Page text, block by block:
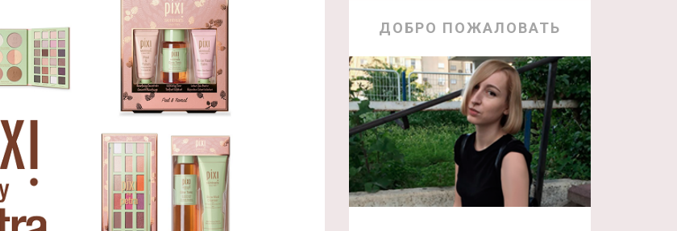
ДОБРО ПОЖАЛОВАТЬ